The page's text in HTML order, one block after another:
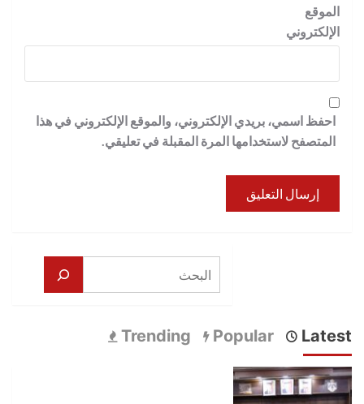
الموقع
الإلكتروني
احفظ اسمي، بريدي الإلكتروني، والموقع الإلكتروني في هذا
المتصفح لاستخدامها المرة المقبلة في تعليقي.
البحث
Latest
Popular
Trending